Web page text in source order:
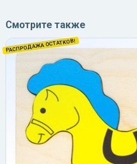
Смотрите также
РАСПРОДАЖА ОСТАТКОВ!